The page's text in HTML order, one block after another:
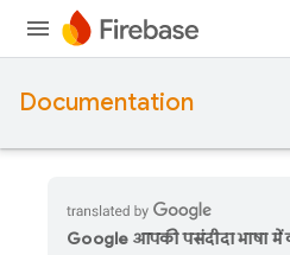
Documentation
Google आपकी पसंदीदा भाषा